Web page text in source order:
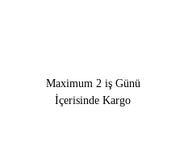
Maximum 2 iş Günü
İçerisinde Kargo